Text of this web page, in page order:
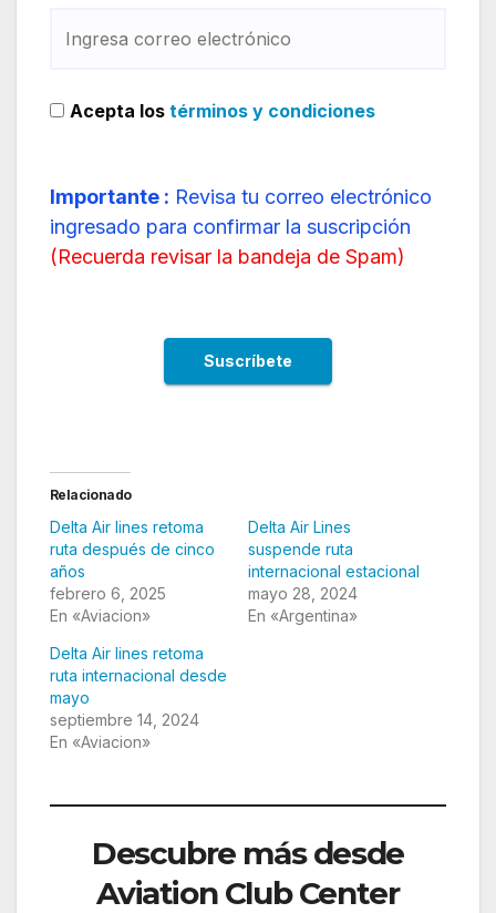
Acepta los términos y condiciones
Importante : Revisa tu correo electrónico
ingresado para confirmar la suscripción
(Recuerda revisar la bandeja de Spam)
Relacionado
Delta Air lines retoma
ruta después de cinco
años
febrero 6, 2025
En «Aviacion»
Delta Air Lines
suspende ruta
internacional estacional
mayo 28, 2024
En «Argentina»
Delta Air lines retoma
ruta internacional desde
mayo
septiembre 14, 2024
En «Aviacion»
Descubre más desde
Aviation Club Center